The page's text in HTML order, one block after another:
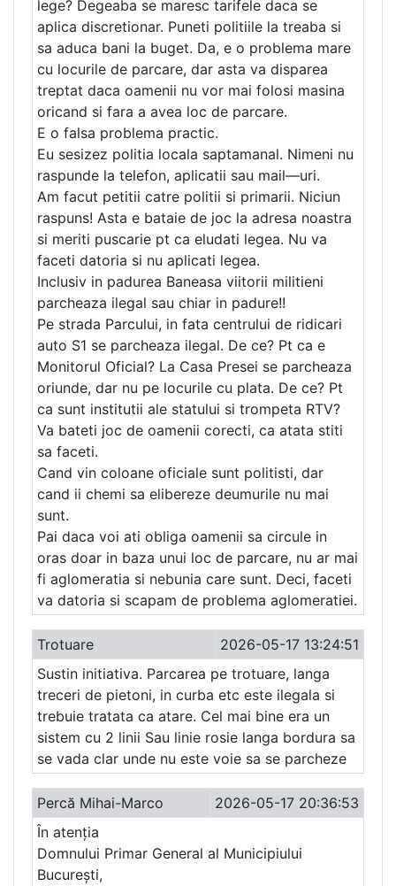
lege? Degeaba se maresc tarifele daca se
aplica discretionar. Puneti politiile la treaba si
sa aduca bani la buget. Da, e o problema mare
cu locurile de parcare, dar asta va disparea
treptat daca oamenii nu vor mai folosi masina
oricand si fara a avea loc de parcare.
E o falsa problema practic.
Eu sesizez politia locala saptamanal. Nimeni nu
raspunde la telefon, aplicatii sau mail—uri.
Am facut petitii catre politii si primarii. Niciun
raspuns! Asta e bataie de joc la adresa noastra
si meriti puscarie pt ca eludati legea. Nu va
faceti datoria si nu aplicati legea.
Inclusiv in padurea Baneasa viitorii militieni
parcheaza ilegal sau chiar in padure!!
Pe strada Parcului, in fata centrului de ridicari
auto S1 se parcheaza ilegal. De ce? Pt ca e
Monitorul Oficial? La Casa Presei se parcheaza
oriunde, dar nu pe locurile cu plata. De ce? Pt
ca sunt institutii ale statului si trompeta RTV?
Va bateti joc de oamenii corecti, ca atata stiti
sa faceti.
Cand vin coloane oficiale sunt politisti, dar
cand ii chemi sa elibereze deumurile nu mai
sunt.
Pai daca voi ati obliga oamenii sa circule in
oras doar in baza unui loc de parcare, nu ar mai
fi aglomeratia si nebunia care sunt. Deci, faceti
va datoria si scapam de problema aglomeratiei.
Trotuare
2026-05-17 13:24:51
Sustin initiativa. Parcarea pe trotuare, langa
treceri de pietoni, in curba etc este ilegala si
trebuie tratata ca atare. Cel mai bine era un
sistem cu 2 linii Sau linie rosie langa bordura sa
se vada clar unde nu este voie sa se parcheze
Percă Mihai-Marco
2026-05-17 20:36:53
În atenția
Domnului Primar General al Municipiului
București,